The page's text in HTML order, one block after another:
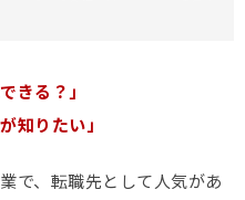
きる？」
知りたい」
で、転職先として人気があ